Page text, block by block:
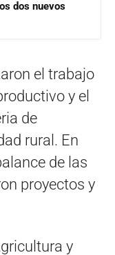
dos nuevos
el trabajo
y el
de
rural. En
de las
proyectos y
y